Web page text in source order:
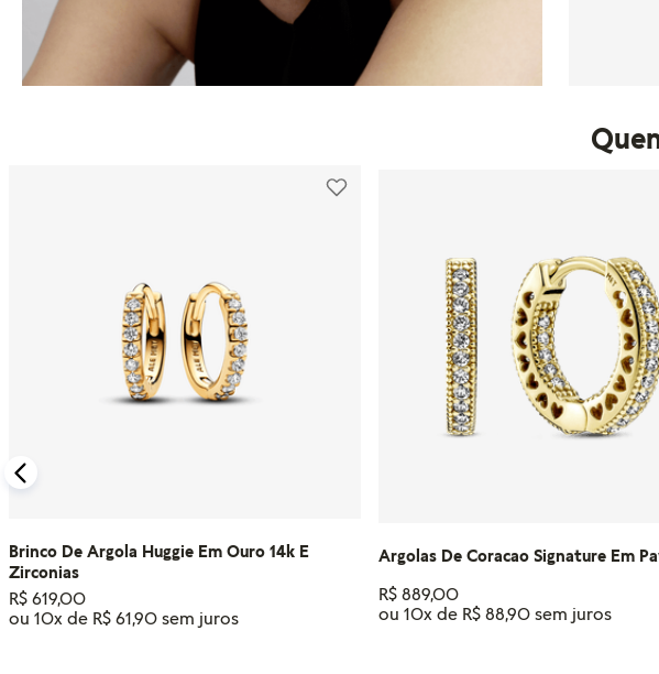
Brinco De Argola Huggie Em Ouro 14k E
Zirconias
R$ 619,00
ou 10x de R$ 61,90
Argolas De Coracao Signature Em
R$ 889,00
ou 10x de R$ 88,90